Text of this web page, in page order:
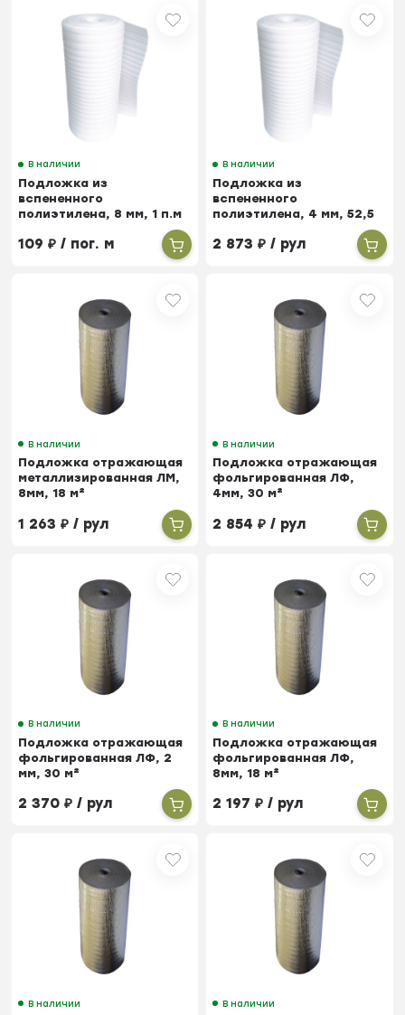
В наличии
Подложка из
вспененного
полиэтилена, 8 мм, 1 п.м
109₽ / пог. м
В наличии
Подложка из
вспененного
полиэтилена, 4 мм, 52,5
2 873₽ / рул
В наличии
Подложка отражающая
металлизированная ЛМ,
8мм, 18 м²
1 263₽ / рул
В наличии
Подложка отражающая
фольгированная ЛФ,
4мм, 30 м²
2 854₽ / рул
В наличии
Подложка отражающая
фольгированная ЛФ, 2
мм, 30 м²
2 370₽ / рул
В наличии
Подложка отражающая
фольгированная ЛФ,
8мм, 18 м²
2 197₽ / рул
В наличии В наличии